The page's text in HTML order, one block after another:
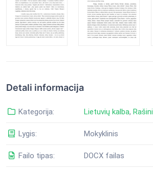
Detali informacija
Kategorija: Lietuvių kalba,
Lygis: Mokyklinis
Failo tipas: DOCX failas